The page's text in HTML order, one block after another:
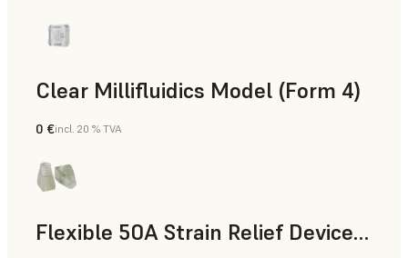
Clear Millifluidics Model (Form 4)
Résine standard
0 €incl. 20 % TVA
Flexible 50A Strain Relief Device (Form 4)